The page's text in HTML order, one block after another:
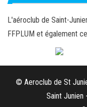
L'aéroclub de Saint-
FFPLUM et également
© Aeroclub de St
Saint Junien